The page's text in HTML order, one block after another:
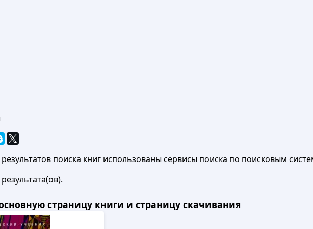
поиска книг использованы сервисы поиска по поисковым
страницу книги и страницу скачивания